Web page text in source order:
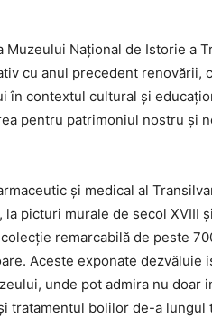
Național de Istorie a
cu anul precedent renovării,
contextul cultural și
pentru patrimoniul nostru și
și medical al
picturi murale de secol XVIII
remarcabilă de peste
Aceste exponate dezvăluie
unde pot admira nu doar
tratamentul bolilor de-a lungul